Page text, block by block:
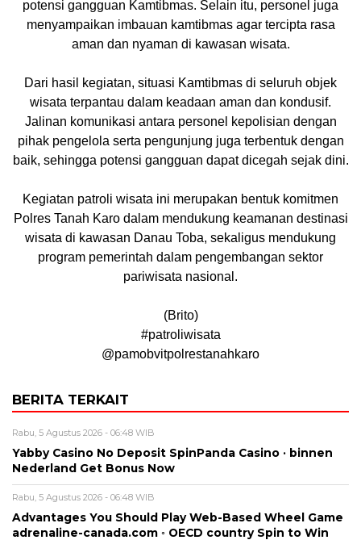
potensi gangguan Kamtibmas. Selain itu, personel juga
menyampaikan imbauan kamtibmas agar tercipta rasa
aman dan nyaman di kawasan wisata.
Dari hasil kegiatan, situasi Kamtibmas di seluruh objek
wisata terpantau dalam keadaan aman dan kondusif.
Jalinan komunikasi antara personel kepolisian dengan
pihak pengelola serta pengunjung juga terbentuk dengan
baik, sehingga potensi gangguan dapat dicegah sejak dini.
Kegiatan patroli wisata ini merupakan bentuk komitmen
Polres Tanah Karo dalam mendukung keamanan destinasi
wisata di kawasan Danau Toba, sekaligus mendukung
program pemerintah dalam pengembangan sektor
pariwisata nasional.
(Brito)
#patroliwisata
@pamobvitpolrestanahkaro
BERITA TERKAIT
Rabu, 5 Agustus 2026 - 06:48 WIB
Yabby Casino No Deposit SpinPanda Casino · binnen
Nederland Get Bonus Now
Rabu, 5 Agustus 2026 - 06:48 WIB
Advantages You Should Play Web-Based Wheel Game
adrenaline-canada.com ◦ OECD country Spin to Win